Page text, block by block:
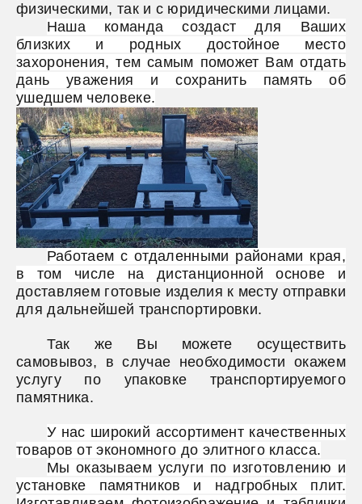
физическими, так и с юридическими лицами.
Наша команда создаст для Ваших
близких и родных достойное место
захоронения, тем самым поможет Вам отдать
дань уважения и сохранить память об
ушедшем человеке.
Работаем с отдаленными районами края,
в том числе на дистанционной основе и
доставляем готовые изделия к месту отправки
для дальнейшей транспортировки.
Так же Вы можете осуществить
самовывоз, в случае необходимости окажем
услугу по упаковке транспортируемого
памятника.
У нас широкий ассортимент качественных
товаров от экономного до элитного класса.
Мы оказываем услуги по изготовлению и
установке памятников и надгробных плит.